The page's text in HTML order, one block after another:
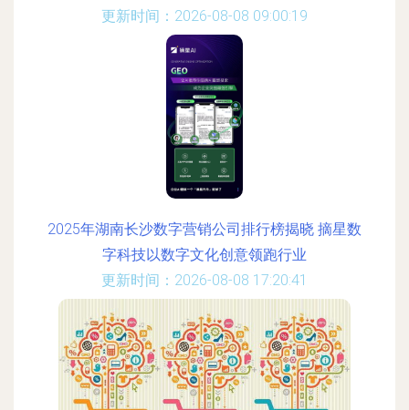
更新时间：2026-08-08 09:00:19
2025年湖南长沙数字营销公司排行榜揭晓 摘星数
字科技以数字文化创意领跑行业
更新时间：2026-08-08 17:20:41